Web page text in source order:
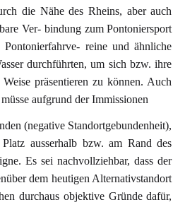
die Nähe des Rheins, aber auch
Ver- bindung zum Pontoniersport
reine und ähnliche
durchführten, um sich bzw. ihre
präsentieren zu können. Auch
aufgrund der Immissionen
(negative Standortgebundenheit),
ausserhalb bzw. am Rand des
Es sei nachvollziehbar, dass der
dem heutigen Alternativstandort
durchaus objektive Gründe dafür,